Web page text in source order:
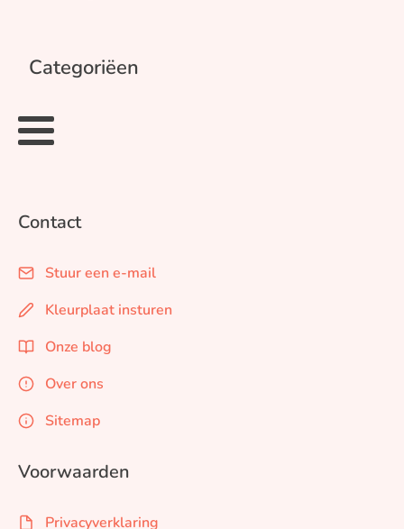
Categoriëen
Contact
Stuur een e-mail
Kleurplaat insturen
Onze blog
Over ons
Sitemap
Voorwaarden
Privacyverklaring